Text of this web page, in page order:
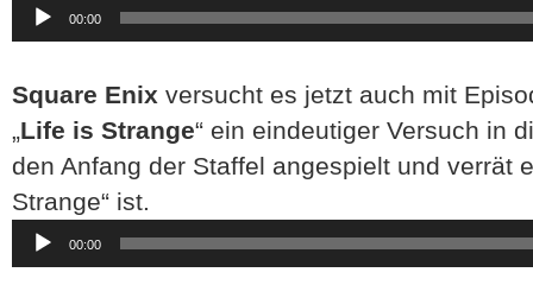
Player
00:00
Square Enix versucht es jetzt auch mit
„Life is Strange“ ein eindeutiger Versuch in
den Anfang der Staffel angespielt und verrät
Strange“ ist.
Player
00:00